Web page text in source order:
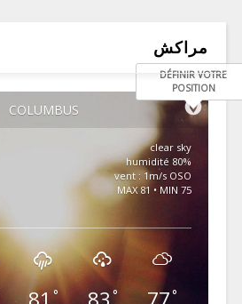
مراكش
COLUMBUS
DÉFINIR VOTRE
POSITION
clear sky
80% humidité
vent : 1m/s OSO
MAX 81 • MIN 75
° ° °